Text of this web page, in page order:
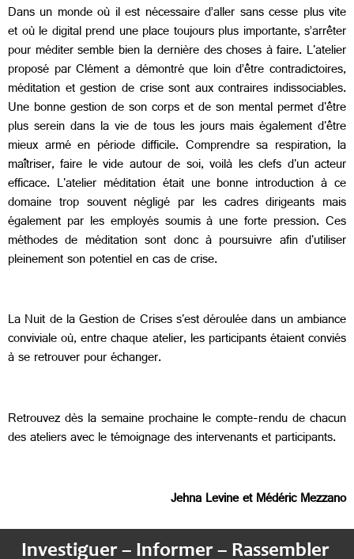
Dans un monde où il est nécessaire d’aller sans cesse plus vite
et où le digital prend une place toujours plus importante, s’arrêter
pour méditer semble bien la dernière des choses à faire. L'atelier
proposé par Clément a démontré que loin d’être contradictoires,
méditation et gestion de crise sont aux contraires indissociables.
Une bonne gestion de son corps et de son mental permet d'être
plus serein dans la vie de tous les jours mais également d'être
mieux armé en période difficile. Comprendre sa respiration, la
maîtriser, faire le vide autour de soi, voilà les clefs d'un acteur
efficace. L'atelier méditation était une bonne introduction à ce
domaine trop souvent négligé par les cadres dirigeants mais
également par les employés soumis à une forte pression. Ces
méthodes de méditation sont donc à poursuivre afin d'utiliser
pleinement son potentiel en cas de crise.
La Nuit de la Gestion de Crises s'est déroulée dans un ambiance
conviviale où, entre chaque atelier, les participants étaient conviés
à se retrouver pour échanger.
Retrouvez dès la semaine prochaine le compte-rendu de chacun
des ateliers avec le témoignage des intervenants et participants.
Jehna Levine et Médéric Mezzano
Investiguer – Informer – Rassembler